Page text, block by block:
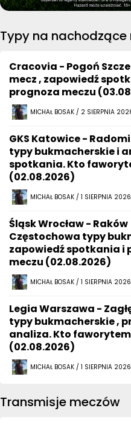
Typy na nachodzące
Cracovia - Pogoń
mecz , zapowiedź
prognoza meczu
MICHAŁ BOSAK / 2 SIERPNIA
GKS Katowice -
typy bukmacherskie i
spotkania. Kto
(02.08.2026)
MICHAŁ BOSAK / 1 SIERPNIA
Śląsk Wrocław - Raków
Częstochowa typy
zapowiedź spotkania i
meczu (02.08.2026)
MICHAŁ BOSAK / 1 SIERPNIA
Legia Warszawa -
typy bukmacherskie ,
analiza. Kto
(02.08.2026)
MICHAŁ BOSAK / 1 SIERPNIA
Transmisje meczów